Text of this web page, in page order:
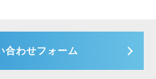
合わせフォーム